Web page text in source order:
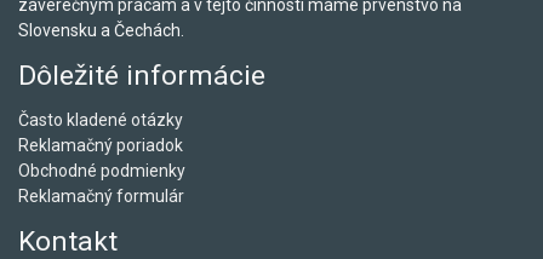
záverečným prácam a v tejto činnosti máme prvenstvo na
Slovensku a Čechách.
Dôležité informácie
Často kladené otázky
Reklamačný poriadok
Obchodné podmienky
Reklamačný formulár
Kontakt